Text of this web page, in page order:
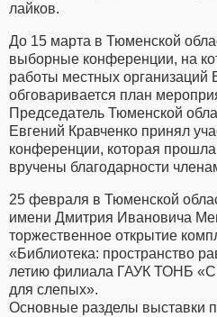
лайков.
До 15 марта в Тюменской
выборные конференции, на
работы местных организаций
обговаривается план
Председатель Тюменской
Евгений Кравченко принял
конференции, которая
вручены благодарности
25 февраля в Тюменской
имени Дмитрия Ивановича
торжественное открытие
«Библиотека: пространство
летию филиала ГАУК ТОНБ
для слепых».
Основные разделы выставки